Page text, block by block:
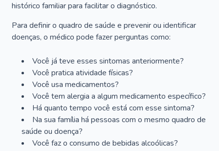
histórico familiar para facilitar o diagnóstico.
Para definir o quadro de saúde e prevenir ou identificar
doenças, o médico pode fazer perguntas como:
Você já teve esses sintomas anteriormente?
Você pratica atividade físicas?
Você usa medicamentos?
Você tem alergia a algum medicamento específico?
Há quanto tempo você está com esse sintoma?
Na sua família há pessoas com o mesmo quadro de
saúde ou doença?
Você faz o consumo de bebidas alcoólicas?